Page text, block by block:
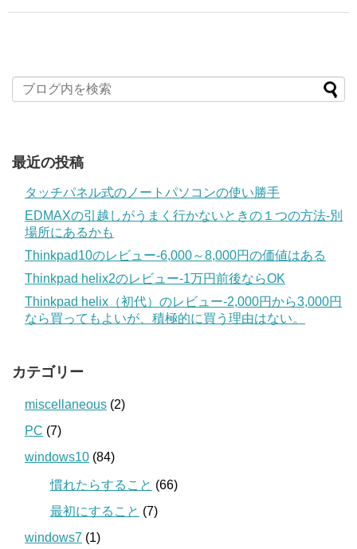
最近の投稿
タッチパネル式のノートパソコンの使い勝手
EDMAXの引越しがうまく行かないときの１つの方法‐別
場所にあるかも
Thinkpad10のレビュー‐6,000～8,000円の価値はある
Thinkpad helix2のレビュー‐1万円前後ならOK
Thinkpad helix（初代）のレビュー‐2,000円から3,000円
なら買ってもよいが、積極的に買う理由はない。
カテゴリー
miscellaneous (2)
PC (7)
windows10 (84)
慣れたらすること (66)
最初にすること (7)
windows7 (1)